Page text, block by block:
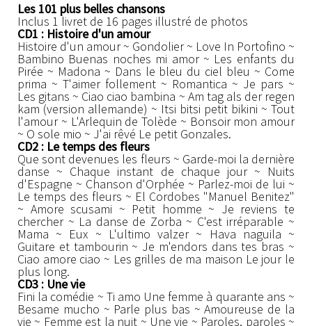
Les 101 plus belles chansons
Inclus 1 livret de 16 pages illustré de photos
CD1 : Histoire d'un amour
Histoire d'un amour ~ Gondolier ~ Love In Portofino ~
Bambino Buenas noches mi amor ~ Les enfants du
Pirée ~ Madona ~ Dans le bleu du ciel bleu ~ Come
prima ~ T'aimer follement ~ Romantica ~ Je pars ~
Les gitans ~ Ciao ciao bambina ~ Am tag als der regen
kam (version allemande) ~ Itsi bitsi petit bikini ~ Tout
l'amour ~ L'Arlequin de Tolède ~ Bonsoir mon amour
~ O sole mio ~ J'ai rêvé Le petit Gonzales.
CD2 : Le temps des fleurs
Que sont devenues les fleurs ~ Garde-moi la dernière
danse ~ Chaque instant de chaque jour ~ Nuits
d'Espagne ~ Chanson d'Orphée ~ Parlez-moi de lui ~
Le temps des fleurs ~ El Cordobes "Manuel Benitez"
~ Amore scusami ~ Petit homme ~ Je reviens te
chercher ~ La danse de Zorba ~ C'est irréparable ~
Mama ~ Eux ~ L'ultimo valzer ~ Hava naguila ~
Guitare et tambourin ~ Je m'endors dans tes bras ~
Ciao amore ciao ~ Les grilles de ma maison Le jour le
plus long.
CD3 : Une vie
Fini la comédie ~ Ti amo Une femme à quarante ans ~
Besame mucho ~ Parle plus bas ~ Amoureuse de la
vie ~ Femme est la nuit ~ Une vie ~ Paroles, paroles ~